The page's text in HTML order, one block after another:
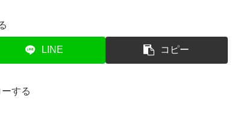
LINE コピー
する